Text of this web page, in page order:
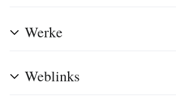
Werke
Weblinks